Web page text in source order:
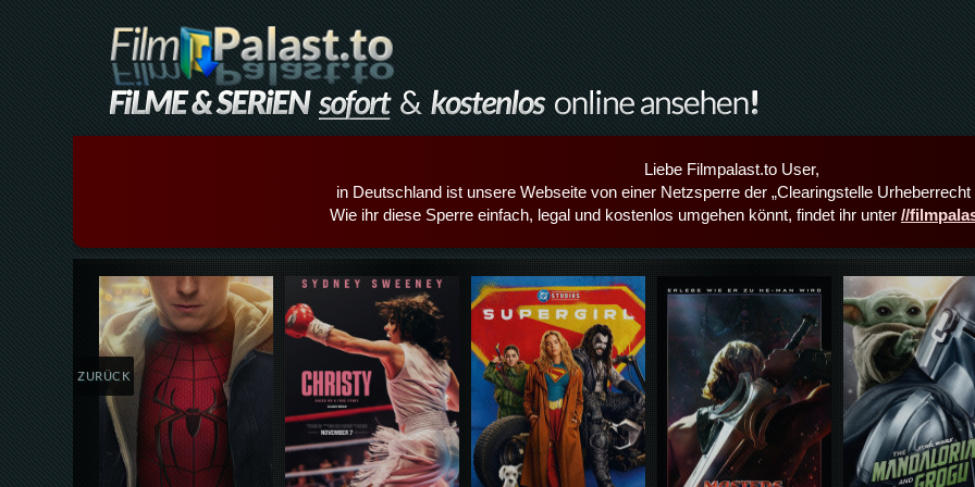
Liebe Filmpalast.to User,
in Deutschland ist unsere Webseite von einer Netzsperre der „Clearingstelle Urheberrecht
Wie ihr diese Sperre einfach, legal und kostenlos umgehen könnt, findet ihr unter //
Details,Play Details,Play Details,Play Details,Play Details,Play
ZURÜCK